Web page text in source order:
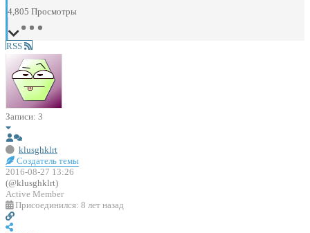
4,805 Просмотры
RSS
Записи: 3
klusghklrt
Создатель темы
2016-08-27 13:26
(@klusghklrt)
Active Member
Присоединился: 8 лет назад